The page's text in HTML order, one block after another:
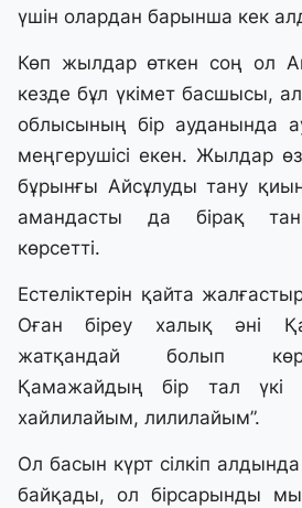
үшін олардан барынша кек
Көп жылдар өткен соң ол
кезде бұл үкімет басшысы,
облысының бір ауданында
меңгерушісі екен. Жылдар
бұрынғы Айсұлуды тану
амандасты да бірақ
көрсетті.
Естеліктерін қайта
Оған біреу халық әні
жатқандай болып
Қамажайдың бір тал үкі
хайлилайым, лилилайым”.
Ол басын күрт сілкіп
байқады, ол бірсарынды